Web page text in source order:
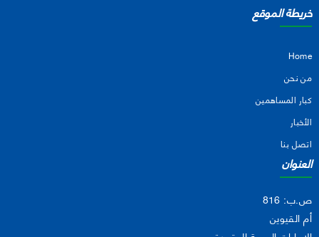
خريطة الموقع
Home
من نحن
كبار المساهمين
الأخبار
اتصل بنا
العنوان
ص.ب: 816
أم القيوين